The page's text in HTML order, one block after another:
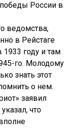
России в
ведомства,
в Рейстаге
1933 году и там
го. Молодому
знать этот
о нем.
заявил
что